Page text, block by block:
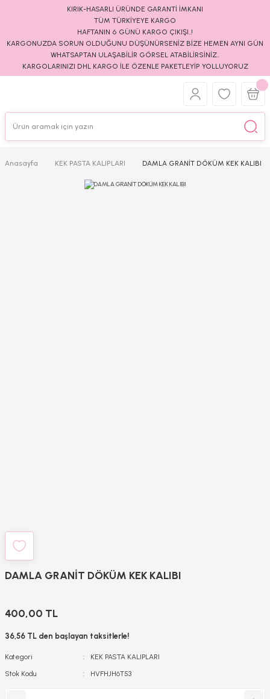
KIRIK-HASARLI ÜRÜNDE GARANTİ İMKANI
TÜM TÜRKİYEYE KARGO
HAFTANIN 6 GÜNÜ KARGO ÇIKIŞI..!
KARGONUZDA SORUN OLDUĞUNU DÜŞÜNÜRSENİZ BİZE HEMEN AYNI GÜN
WHATSAPTAN ULAŞABİLİR GÖRSEL ATABİLİRSİNİZ..
KARGOLARINIZI DHL KARGO İLE ÖZENLE PAKETLEYİP YOLLUYORUZ
Anasayfa KEK PASTA KALIPLARI DAMLA GRANİT DÖKÜM KEK KALIBI
DAMLA GRANİT DÖKÜM KEK KALIBI
400,00 TL
36,56 TL den başlayan taksitlerle!
Kategori
KEK PASTA KALIPLARI
Stok Kodu
HVFHJH6T53